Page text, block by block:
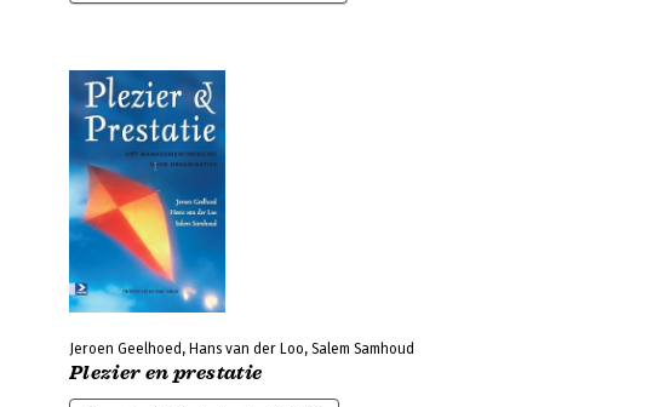
Jeroen Geelhoed, Hans van der Loo, Salem Samhoud
Plezier en prestatie